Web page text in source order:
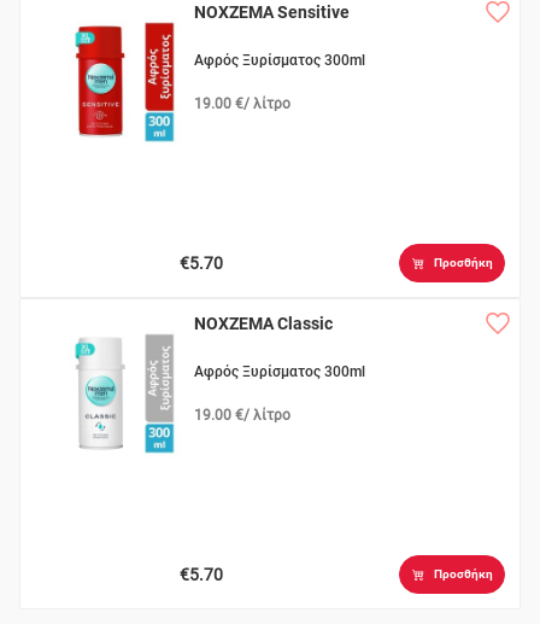
NOXZEMA Sensitive
Αφρός Ξυρίσματος 300ml
19.00 €/ λίτρο
€5.70 Προσθήκη
NOXZEMA Classic
Αφρός Ξυρίσματος 300ml
19.00 €/ λίτρο
€5.70 Προσθήκη